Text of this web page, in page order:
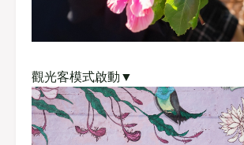
觀光客模式啟動▼